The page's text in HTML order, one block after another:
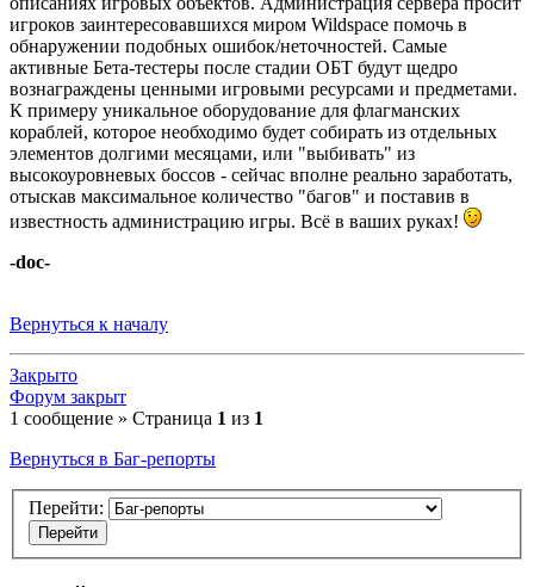
игроков заинтересовавшихся миром Wildspace помочь в
обнаружении подобных ошибок/неточностей. Самые
активные Бета-тестеры после стадии ОБТ будут щедро
вознаграждены ценными игровыми ресурсами и предметами.
К примеру уникальное оборудование для флагманских
кораблей, которое необходимо будет собирать из отдельных
элементов долгими месяцами, или "выбивать" из
высокоуровневых боссов - сейчас вполне реально заработать,
отыскав максимальное количество "багов" и поставив в
известность администрацию игры. Всё в ваших руках!
-doc-
Вернуться к началу
Закрыто
Форум закрыт
1 сообщение » Страница 1 из 1
Вернуться в Баг-репорты
Перейти: